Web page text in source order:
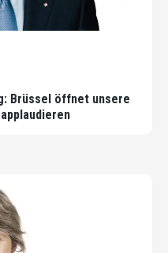
Brüssel öffnet unsere